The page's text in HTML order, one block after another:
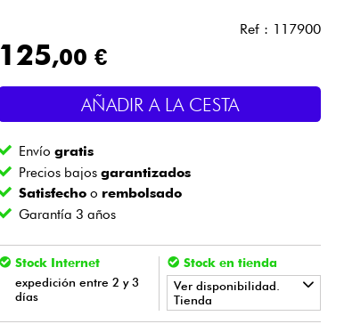
Nederland
Sistemas de Sonido
Vientos
Cables & Acces.
Ref : 117900
125,00 €
AÑADIR A LA CESTA
Envíogratis
Precios bajosgarantizados
Satisfecho o rembolsado
Garantía 3 años
Stock Internet
expedición entre 2 y 3
días
Stock en tienda
Ver disponibilidad.
Tienda